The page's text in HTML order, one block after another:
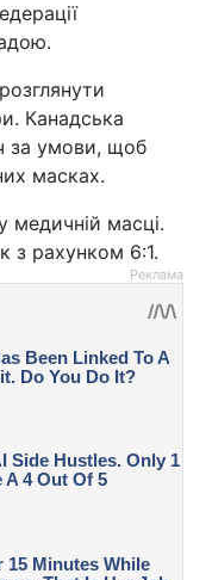
Канадська
за умови, щоб
масках.
медичній масці.
з рахунком 6:1.
Реклама